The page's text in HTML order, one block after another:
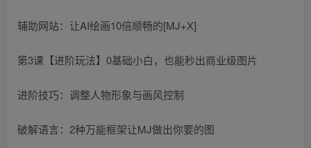
辅助网站：让AI绘画10倍顺畅的[MJ+X]
第3课【进阶玩法】0基础小白，也能秒出商业级图片
进阶技巧：调整人物形象与画风控制
破解语言：2种万能框架让MJ做出你要的图